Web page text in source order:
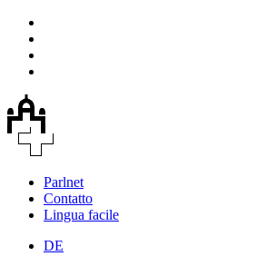
Parlnet
Contatto
Lingua facile
DE